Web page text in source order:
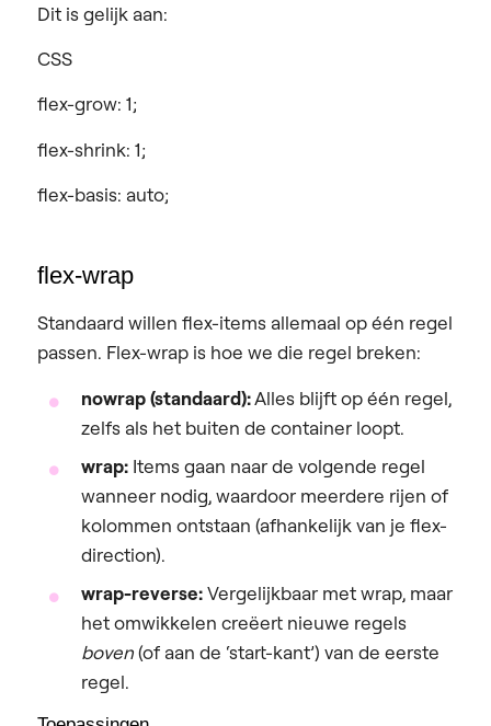
Dit is gelijk aan:
CSS
flex-grow: 1;
flex-shrink: 1;
flex-basis: auto;
flex-wrap
Standaard willen flex-items allemaal op één regel
passen. Flex-wrap is hoe we die regel breken:
nowrap (standaard):Alles blijft op één regel,
zelfs als het buiten de container loopt.
wrap: Items gaan naar de volgende regel
wanneer nodig, waardoor meerdere rijen of
kolommen ontstaan (afhankelijk van je flex-
direction).
wrap-reverse:Vergelijkbaar met wrap, maar
het omwikkelen creëert nieuwe regels
boven(of aan de ‘start-kant’) van de eerste
regel.